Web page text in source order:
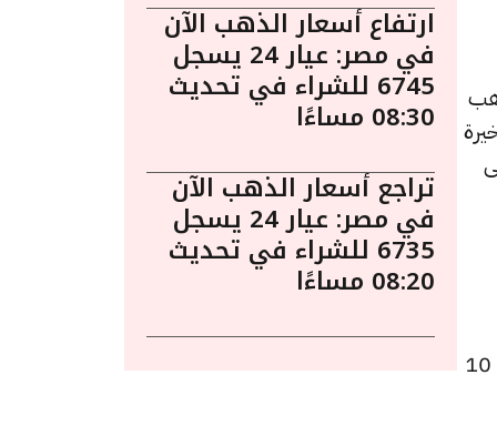
يُعد الذهب
كما سجل سعر عيار 22 انخفاضًا ليصل إلى 5870 جنيهًا للبيع و5840 جنيهًا للشراء، منخفضًا بقيمة 10
ارتفاع أسعار الذهب الآن
في مصر: عيار 24 يسجل
6745 للشراء في تحديث
08:30 مساءًا
تراجع أسعار الذهب الآن
في مصر: عيار 24 يسجل
6735 للشراء في تحديث
08:20 مساءًا